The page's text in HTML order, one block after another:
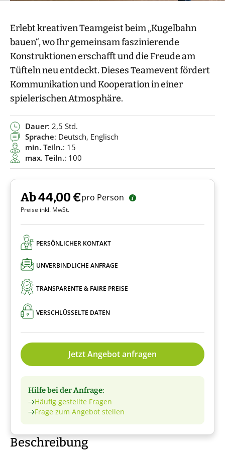
Erlebt kreativen Teamgeist beim „Kugelbahn
bauen“, wo Ihr gemeinsam faszinierende
Konstruktionen erschafft und die Freude am
Tüfteln neu entdeckt. Dieses Teamevent fördert
Kommunikation und Kooperation in einer
spielerischen Atmosphäre.
Dauer: 2,5 Std.
Sprache: Deutsch, Englisch
min. Teiln.: 15
max. Teiln.: 100
Ab 44,00 €pro Person
Preise inkl. MwSt.
PERSÖNLICHER KONTAKT
UNVERBINDLICHE ANFRAGE
TRANSPARENTE & FAIRE PREISE
VERSCHLÜSSELTE DATEN
Jetzt Angebot anfragen
Hilfe bei der Anfrage:
Häufig gestellte Fragen
Frage zum Angebot stellen
Beschreibung